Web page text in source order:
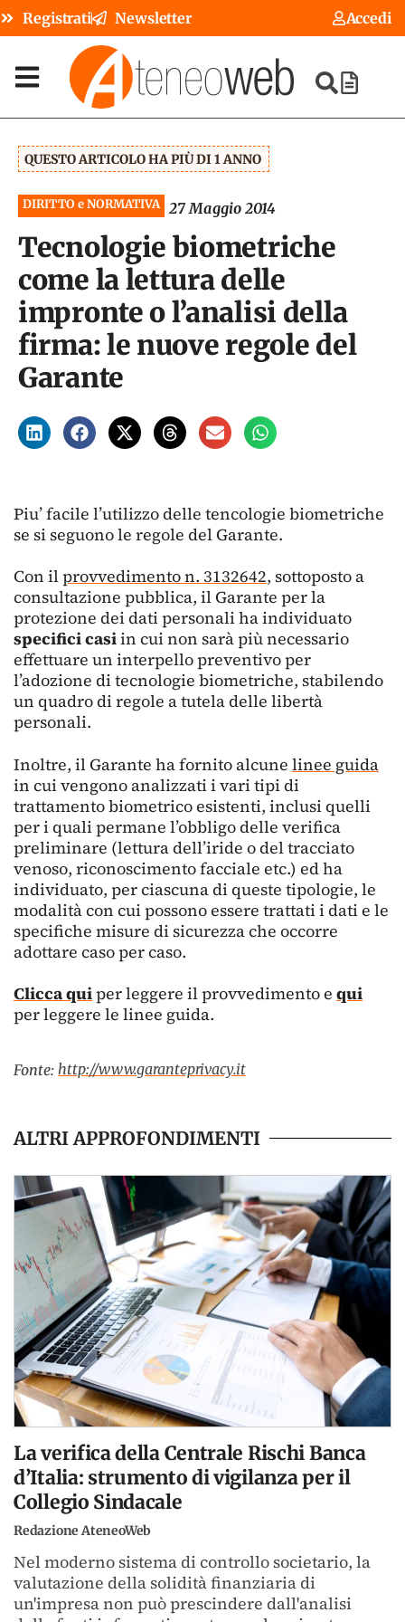
Registrati Newsletter Accedi
QUESTO ARTICOLO HA PIÙ DI 1 ANNO
DIRITTO e NORMATIVA 27 Maggio 2014
Tecnologie biometriche
come la lettura delle
impronte o l’analisi della
firma: le nuove regole del
Garante
Piu’ facile l’utilizzo delle tencologie biometriche
se si seguono le regole del Garante.
Con ilprovvedimento n. 3132642, sottoposto a
consultazione pubblica, il Garante per la
protezione dei dati personali ha individuato
specifici casiin cui non sarà più necessario
effettuare un interpello preventivo per
l’adozione di tecnologie biometriche, stabilendo
un quadro di regole a tutela delle libertà
personali.
Inoltre, il Garante ha fornito alcune linee guida
in cui vengono analizzati i vari tipi di
trattamento biometrico esistenti, inclusi quelli
per i quali permane l’obbligo delle verifica
preliminare (lettura dell’iride o del tracciato
venoso, riconoscimento facciale etc.) ed ha
individuato, per ciascuna di queste tipologie, le
modalità con cui possono essere trattati i dati e le
specifiche misure di sicurezza che occorre
adottare caso per caso.
Clicca quiper leggere il provvedimento e qui
per leggere le linee guida.
Fonte: http://www.garanteprivacy.it
ALTRI APPROFONDIMENTI
La verifica della Centrale Rischi Banca
d’Italia: strumento di vigilanza per il
Collegio Sindacale
Redazione AteneoWeb
Nel moderno sistema di controllo societario, la
valutazione della solidità finanziaria di
un'impresa non può prescindere dall'analisi